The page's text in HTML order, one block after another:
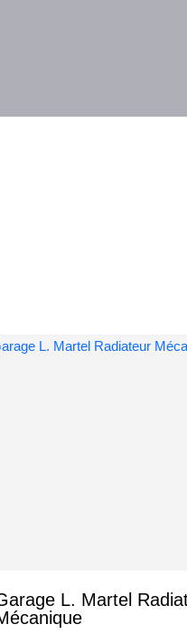
L. Martel